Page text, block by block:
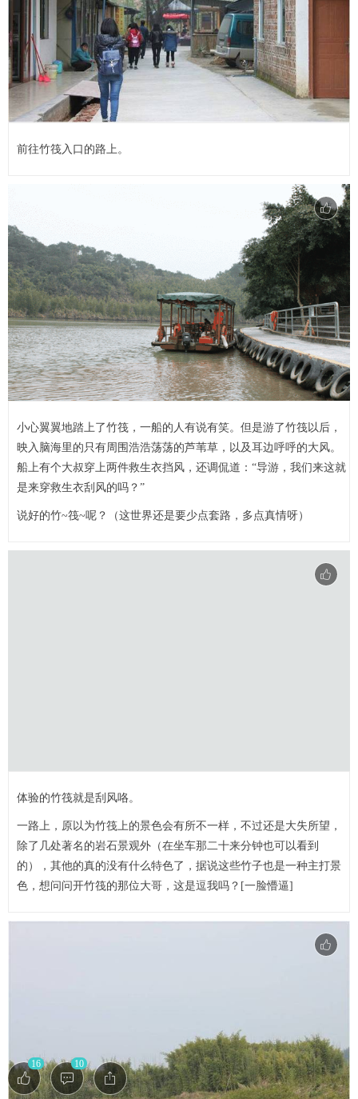
前往竹筏入口的路上。
小心翼翼地踏上了竹筏，一船的人有说有笑。但是游了竹筏以后，
映入脑海里的只有周围浩浩荡荡的芦苇草，以及耳边呼呼的大风。
船上有个大叔穿上两件救生衣挡风，还调侃道：“导游，我们来这就
是来穿救生衣刮风的吗？”
说好的竹~筏~呢？（这世界还是要少点套路，多点真情呀）
体验的竹筏就是刮风咯。
一路上，原以为竹筏上的景色会有所不一样，不过还是大失所望，
除了几处著名的岩石景观外（在坐车那二十来分钟也可以看到
的），其他的真的没有什么特色了，据说这些竹子也是一种主打景
色，想问问开竹筏的那位大哥，这是逗我吗？[一脸懵逼]
16 10